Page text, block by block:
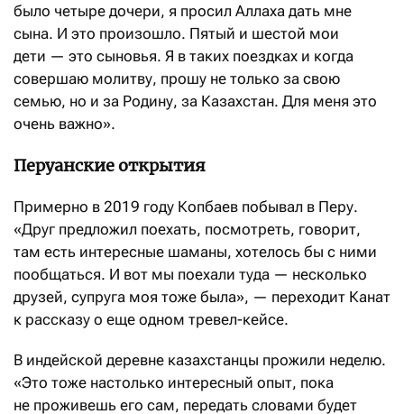
было четыре дочери, я просил Аллаха дать мне
сына. И это произошло. Пятый и шестой мои
дети — это сыновья. Я в таких поездках и когда
совершаю молитву, прошу не только за свою
семью, но и за Родину, за Казахстан. Для меня это
очень важно».
Перуанские открытия
Примерно в 2019 году Копбаев побывал в Перу.
«Друг предложил поехать, посмотреть, говорит,
там есть интересные шаманы, хотелось бы с ними
пообщаться. И вот мы поехали туда — несколько
друзей, супруга моя тоже была», — переходит Канат
к рассказу о еще одном тревел-кейсе.
В индейской деревне казахстанцы прожили неделю.
«Это тоже настолько интересный опыт, пока
не проживешь его сам, передать словами будет